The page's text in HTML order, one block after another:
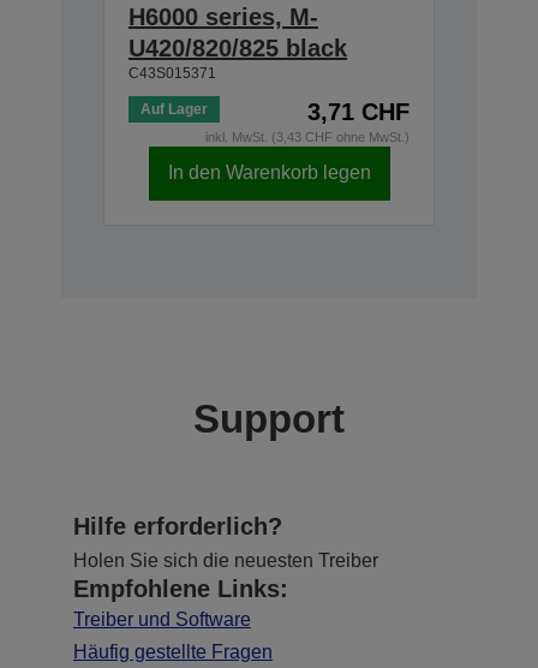
H6000 series, M-
U420/820/825 black
C43S015371
Auf Lager 3,71 CHF
inkl. MwSt. (3,43 CHF ohne MwSt.)
In den Warenkorb legen
Support
Hilfe erforderlich?
Holen Sie sich die neuesten Treiber
Empfohlene Links:
Treiber und Software
Häufig gestellte Fragen